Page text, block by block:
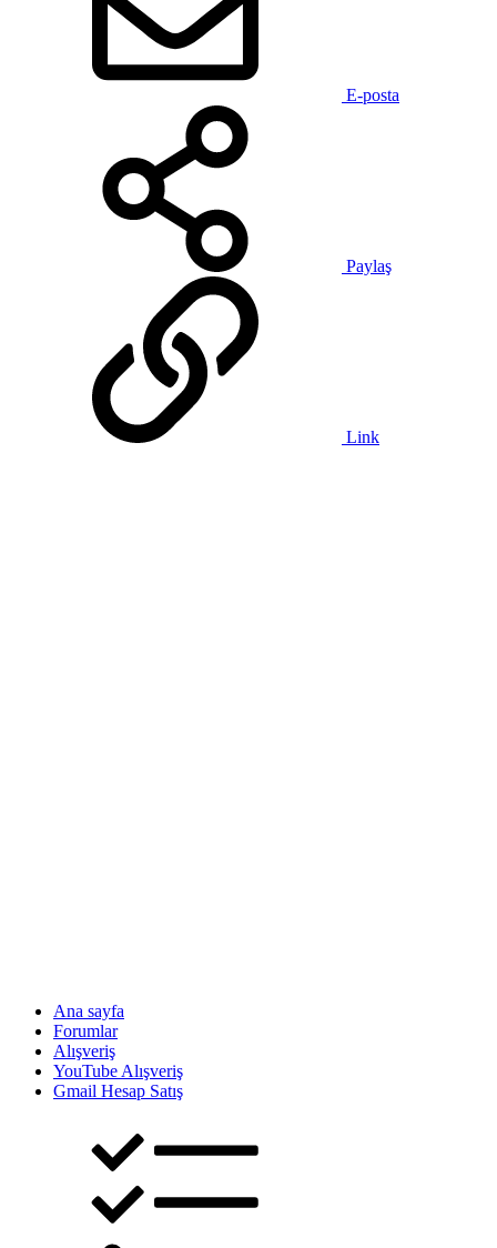
E-posta
Paylaş
Link
Ana sayfa
Forumlar
Alışveriş
YouTube Alışveriş
Gmail Hesap Satış